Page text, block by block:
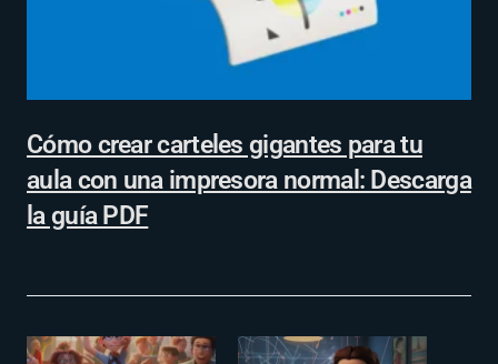
Cómo crear carteles gigantes para tu
aula con una impresora normal: Descarga
la guía PDF